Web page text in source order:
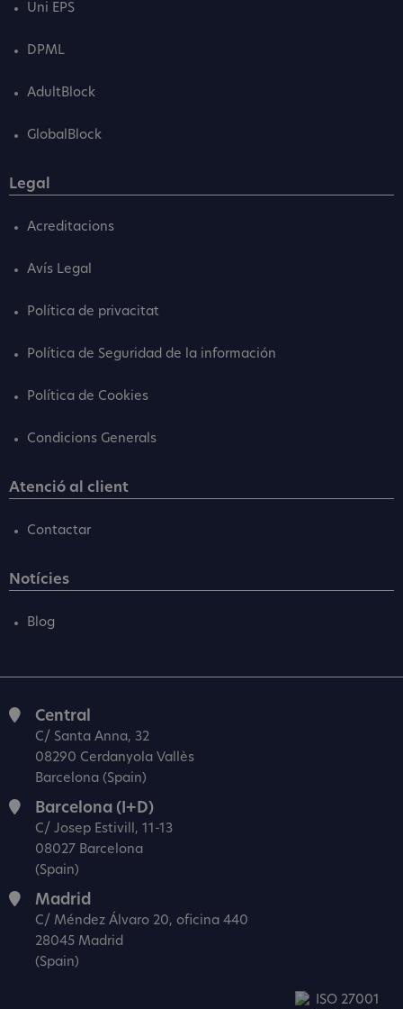
Uni EPS
DPML
AdultBlock
GlobalBlock
Legal
Acreditacions
Avís Legal
Política de privacitat
Política de Seguridad de la información
Política de Cookies
Condicions Generals
Atenció al client
Contactar
Notícies
Blog
Central
C/ Santa Anna, 32
08290 Cerdanyola Vallès
Barcelona (Spain)
Barcelona (I+D)
C/ Josep Estivill, 11-13
08027 Barcelona
(Spain)
Madrid
C/ Méndez Álvaro 20, oficina 440
28045 Madrid
(Spain)